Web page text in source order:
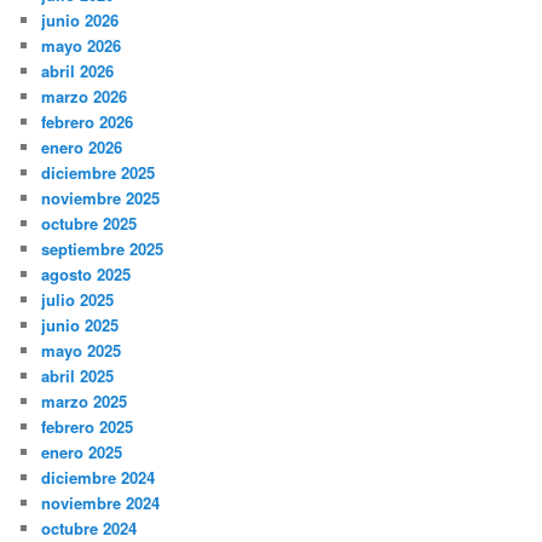
junio 2026
mayo 2026
abril 2026
marzo 2026
febrero 2026
enero 2026
diciembre 2025
noviembre 2025
octubre 2025
septiembre 2025
agosto 2025
julio 2025
junio 2025
mayo 2025
abril 2025
marzo 2025
febrero 2025
enero 2025
diciembre 2024
noviembre 2024
octubre 2024